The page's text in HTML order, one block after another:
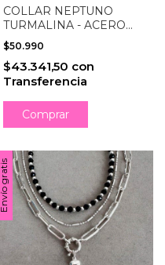
COLLAR NEPTUNO
TURMALINA - ACERO
BLANCO
$50.990
$43.341,50 con
Transferencia
Envío gratis